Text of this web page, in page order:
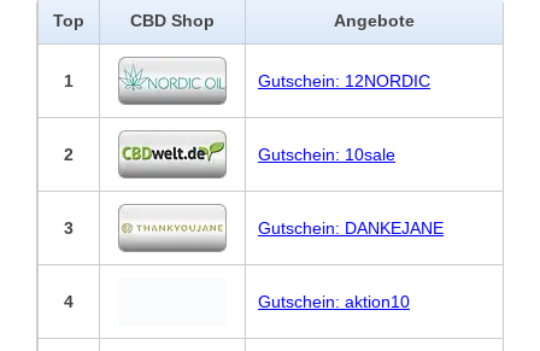
Top CBD Shop Angebote
1 Gutschein: 12NORDIC
2 Gutschein: 10sale
3 Gutschein: DANKEJANE
4 Gutschein: aktion10